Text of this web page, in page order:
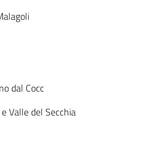
dal Cocc
Valle del Secchia